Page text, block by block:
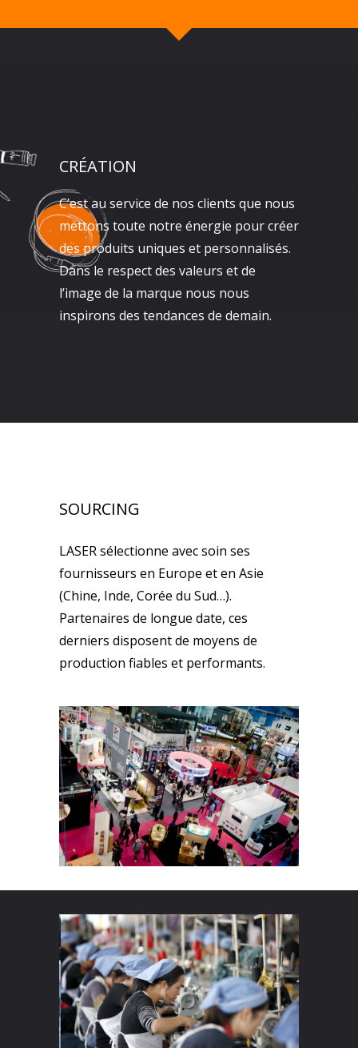
CRÉATION
C’est au service de nos clients que nous
mettons toute notre énergie pour créer
des produits uniques et personnalisés.
Dans le respect des valeurs et de
l’image de la marque nous nous
inspirons des tendances de demain.
SOURCING
LASER sélectionne avec soin ses
fournisseurs en Europe et en Asie
(Chine, Inde, Corée du Sud…).
Partenaires de longue date, ces
derniers disposent de moyens de
production fiables et performants.